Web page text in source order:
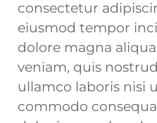
consectetur
eiusmod tempor
dolore magna
veniam, quis
ullamco laboris nisi
commodo